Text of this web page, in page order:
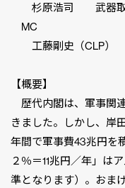
杉原浩司 武器取引
MC
工藤剛史（CLP）
【概要】
歴代内閣は、軍事関
きました。しかし、岸
年間で軍事費43兆円を
２％＝11兆円／年」は
準となります）。おま